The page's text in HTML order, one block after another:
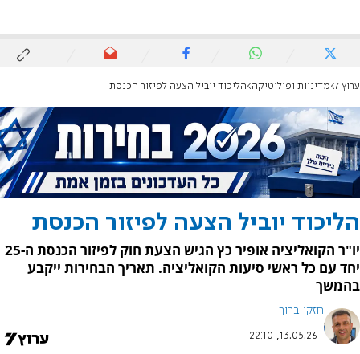
ערוץ 7 מדיניות ופוליטיקה הליכוד יוביל הצעה לפיזור הכנסת
הליכוד יוביל הצעה לפיזור הכנסת
יו"ר הקואליציה אופיר כץ הגיש הצעת חוק לפיזור הכנסת ה-25
יחד עם כל ראשי סיעות הקואליציה. תאריך הבחירות ייקבע
בהמשך
חזקי ברוך
13.05.26, 22:10